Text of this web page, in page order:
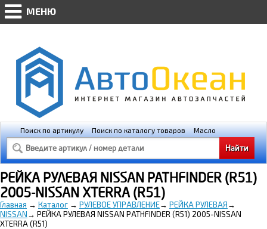
МЕНЮ
Поиск по артикулу Поиск по каталогу товаров
Масло
Освещение
Свечи зажигания
РЕЙКА РУЛЕВАЯ NISSAN PATHFINDER (R51)
2005-NISSAN XTERRA (R51)
Главная → Каталог → РУЛЕВОЕ УПРАВЛЕНИЕ→ РЕЙКА РУЛЕВАЯ→
NISSAN→ РЕЙКА РУЛЕВАЯ NISSAN PATHFINDER (R51) 2005-NISSAN
XTERRA (R51)